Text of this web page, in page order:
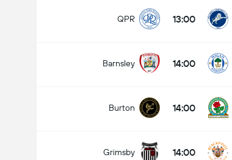
QPR 13:00
Barnsley 14:00
Burton 14:00
Grimsby 14:00